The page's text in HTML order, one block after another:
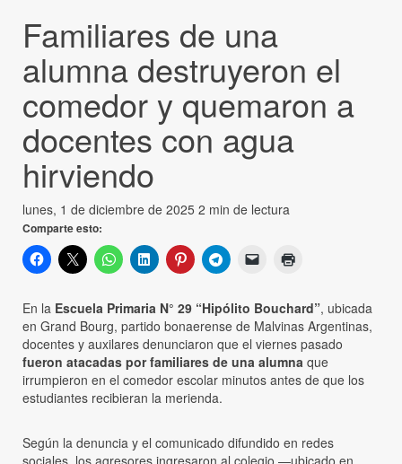
Familiares de una
alumna destruyeron el
comedor y quemaron a
docentes con agua
hirviendo
lunes, 1 de diciembre de 2025 2 min de lectura
Comparte esto:
En la Escuela Primaria N° 29 “Hipólito Bouchard”, ubicada
en Grand Bourg, partido bonaerense de Malvinas Argentinas,
docentes y auxilares denunciaron que el viernes pasado
fueron atacadas por familiares de una alumna que
irrumpieron en el comedor escolar minutos antes de que los
estudiantes recibieran la merienda.
Según la denuncia y el comunicado difundido en redes